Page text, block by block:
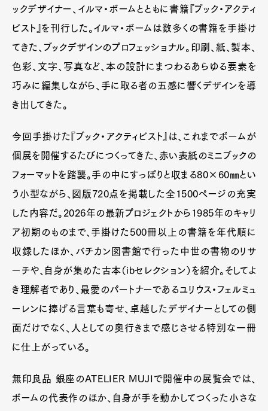
Pen Membership
Magazine
Official Columnist
About
ックデザイナー、イルマ・ボームとともに書籍『ブック・アクティ
ビスト』を刊行した。イルマ・ボームは数多くの書籍を手掛け
てきた、ブックデザインのプロフェッショナル。印刷、紙、製本、
色彩、文字、写真など、本の設計にまつわるあらゆる要素を
巧みに編集しながら、手に取る者の五感に響くデザインを導
き出してきた。
今回手掛けた『ブック・アクティビスト』は、これまでボームが
個展を開催するたびにつくってきた、赤い表紙のミニブックの
フォーマットを踏襲。手の中にすっぽりと収まる80×60㎜とい
う小型ながら、図版720点を掲載した全1500ページの充実
した内容だ。2026年の最新プロジェクトから1985年のキャリ
ア初期のものまで、手掛けた500冊以上の書籍を年代順に
収録したほか、バチカン図書館で行った中世の書物のリサ
ーチや、自身が集めた古本（ibセレクション）を紹介。そしてよ
き理解者であり、最愛のパートナーであるユリウス・フェルミュ
ーレンに捧げる言葉も寄せ、卓越したデザイナーとしての側
面だけでなく、人としての奥行きまで感じさせる特別な一冊
に仕上がっている。
無印良品 銀座のATELIER MUJIで開催中の展覧会では、
ボームの代表作のほか、自身が手を動かしてつくった小さな